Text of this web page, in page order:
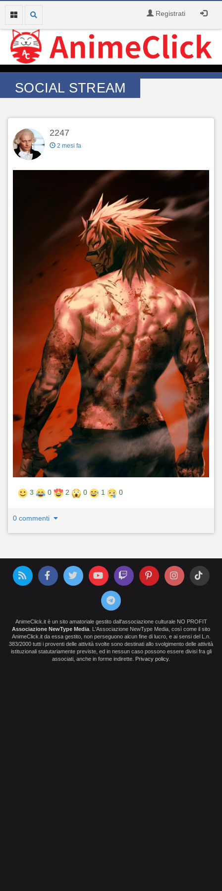
Registrati
SOCIAL STREAM
2247
2 mesi fa
3 0 2 0 1 0
0 commenti
AnimeClick.it è un sito amatoriale gestito dall'associazione culturale NO PROFIT
Associazione NewType Media . L'Associazione NewType Media, così come il sito
AnimeClick.it da essa gestito, non perseguono alcun fine di lucro, e ai sensi del L.n.
383/2000 tutti i proventi delle attività svolte sono destinati allo svolgimento delle attività
istituzionali statutariamente previste, ed in nessun caso possono essere divisi fra gli
associati, anche in forme indirette. Privacy policy.